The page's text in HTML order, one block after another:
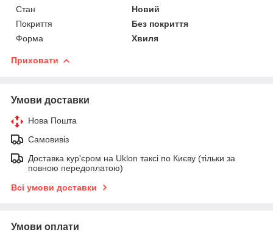
Стан
Новий
Покриття
Без покриття
Форма
Хвиля
Приховати
Умови доставки
Нова Пошта
Самовивіз
Доставка кур'єром на Uklon таксі по Києву (тільки за
повною передоплатою)
Всі умови доставки
Умови оплати